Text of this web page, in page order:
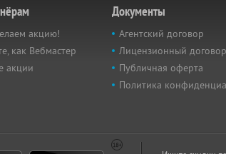
акцию!
как Вебмастер
акции
Документы
Агентский договор
Лицензионный договор
Публичная оферта
Политика